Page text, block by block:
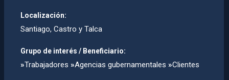
Localización:
Santiago, Castro y Talca
Grupo de interés / Beneficiario:
»Trabajadores »Agencias gubernamentales »Clientes